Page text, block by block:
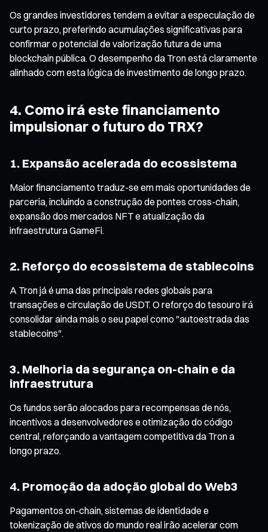
Os grandes investidores tendem a evitar a especulação de
curto prazo, preferindo acumulações significativas para
confirmar o potencial de valorização futura de uma
blockchain pública. O desempenho da Tron está claramente
alinhado com esta lógica de investimento de longo prazo.
4. Como irá este financiamento
impulsionar o futuro do TRX?
1. Expansão acelerada do ecossistema
Maior financiamento traduz-se em mais oportunidades de
parceria, incluindo a construção de pontes cross-chain,
expansão dos mercados NFT e atualização da
infraestrutura GameFi.
2. Reforço do ecossistema de stablecoins
A Tron já é uma das principais redes globais para
transações e circulação de USDT. O reforço do tesouro irá
consolidar ainda mais o seu papel como "autoestrada das
stablecoins".
3. Melhoria da segurança on-chain e da
infraestrutura
Os fundos serão alocados para recompensas de nós,
incentivos a desenvolvedores e otimização do código
central, reforçando a vantagem competitiva da Tron a
longo prazo.
4. Promoção da adoção global do Web3
Pagamentos on-chain, sistemas de identidade e
tokenização de ativos do mundo real irão acelerar com